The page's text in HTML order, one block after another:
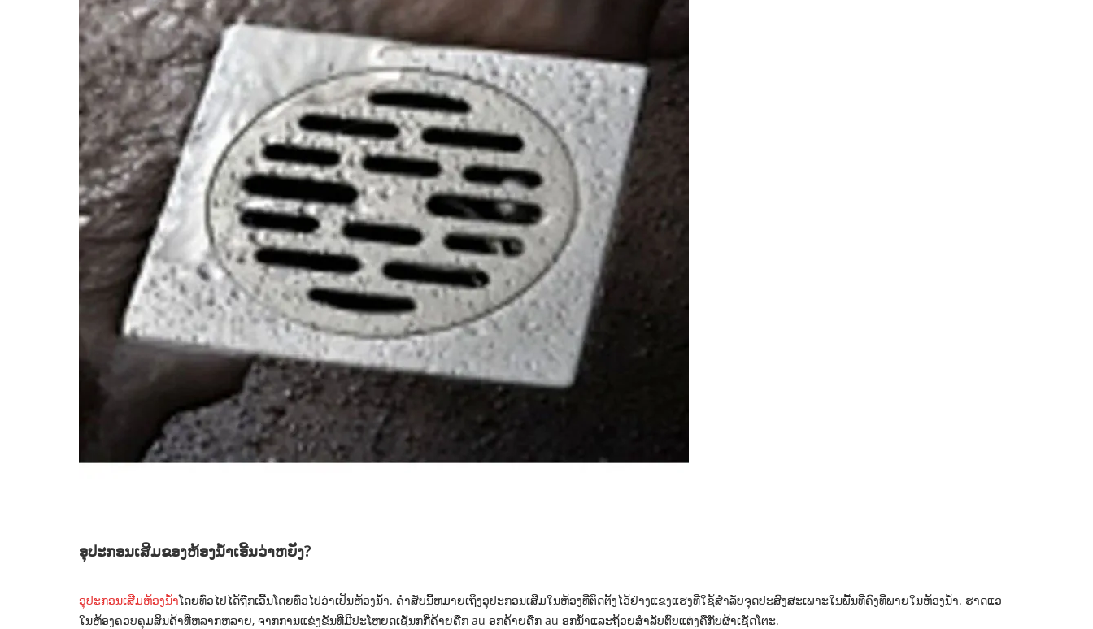
ອຸປະກອນເສີມຂອງຫ້ອງນ້ໍາເອີ້ນວ່າຫຍັງ?
ອຸປະກອນເສີມຫ້ອງນ້ໍາໂດຍທົ່ວໄປໄດ້ຖືກເອີ້ນໂດຍທົ່ວໄປວ່າເປັນຫ້ອງນ້ໍາ. ຄໍາສັບນີ້ຫມາຍເຖິງອຸປະກອນເສີມໃນຫ້ອງທີ່ຕິດຕັ້ງໄວ້ຢ່າງແຂງແຮງທີ່ໃຊ້ສໍາລັບຈຸດປະສົງສະເພາະໃນພື້ນທີ່ຄົງທີ່ພາຍໃນຫ້ອງນ້ໍາ. ຮາດແວ
ໃນຫ້ອງຄວບຄຸມສິນຄ້າທີ່ຫລາກຫລາຍ, ຈາກການແຂ່ງຂັນທີ່ມີປະໂຫຍດເຊັ່ນກກີ່ຄ້າຍຄືກ au ອກຄ້າຍຄືກ au ອກນ້ໍາແລະຖ້ວຍສໍາລັບຕົບແຕ່ງຄືກັບຜ້າເຊັດໂຕະ.